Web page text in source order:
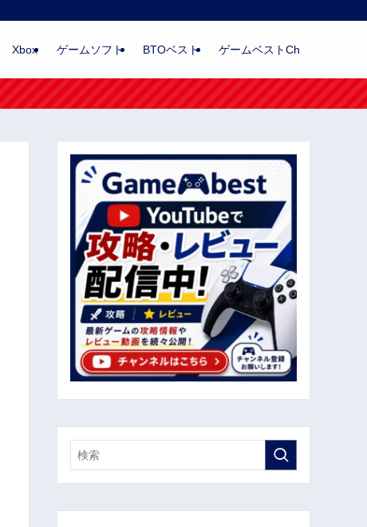
Xbox ゲームソフト BTOベスト ゲームベストCh